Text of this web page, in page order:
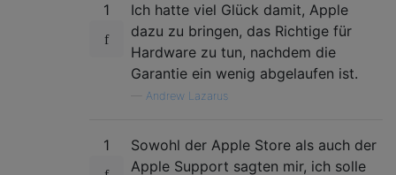
1
Ich hatte viel Glück damit, Apple
dazu zu bringen, das Richtige für
Hardware zu tun, nachdem die
Garantie ein wenig abgelaufen ist.
Andrew Lazarus
1
Sowohl der Apple Store als auch der
Apple Support sagten mir, ich solle